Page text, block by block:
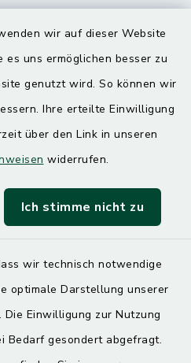
wir auf dieser Website
es uns ermöglichen besser zu
genutzt wird. So können wir
Ihre erteilte Einwilligung
über den Link in unseren
widerrufen.
Ich stimme nicht zu
wir technisch notwendige
optimale Darstellung unserer
Einwilligung zur Nutzung
Bedarf gesondert abgefragt.